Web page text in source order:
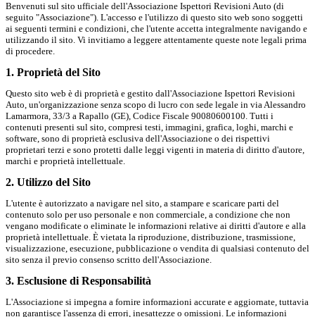
Benvenuti sul sito ufficiale dell'Associazione Ispettori Revisioni Auto (di
seguito "Associazione"). L'accesso e l'utilizzo di questo sito web sono soggetti
ai seguenti termini e condizioni, che l'utente accetta integralmente navigando e
utilizzando il sito. Vi invitiamo a leggere attentamente queste note legali prima
di procedere.
1. Proprietà del Sito
Questo sito web è di proprietà e gestito dall'Associazione Ispettori Revisioni
Auto, un'organizzazione senza scopo di lucro con sede legale in via Alessandro
Lamarmora, 33/3 a Rapallo (GE), Codice Fiscale 90080600100. Tutti i
contenuti presenti sul sito, compresi testi, immagini, grafica, loghi, marchi e
software, sono di proprietà esclusiva dell'Associazione o dei rispettivi
proprietari terzi e sono protetti dalle leggi vigenti in materia di diritto d'autore,
marchi e proprietà intellettuale.
2. Utilizzo del Sito
L'utente è autorizzato a navigare nel sito, a stampare e scaricare parti del
contenuto solo per uso personale e non commerciale, a condizione che non
vengano modificate o eliminate le informazioni relative ai diritti d'autore e alla
proprietà intellettuale. È vietata la riproduzione, distribuzione, trasmissione,
visualizzazione, esecuzione, pubblicazione o vendita di qualsiasi contenuto del
sito senza il previo consenso scritto dell'Associazione.
3. Esclusione di Responsabilità
L'Associazione si impegna a fornire informazioni accurate e aggiornate, tuttavia
non garantisce l'assenza di errori, inesattezze o omissioni. Le informazioni